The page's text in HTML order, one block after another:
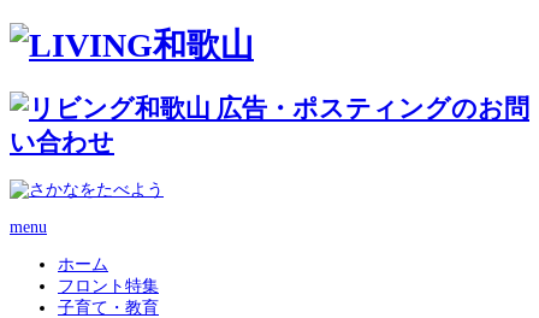
menu
ホーム
フロント特集
子育て・教育